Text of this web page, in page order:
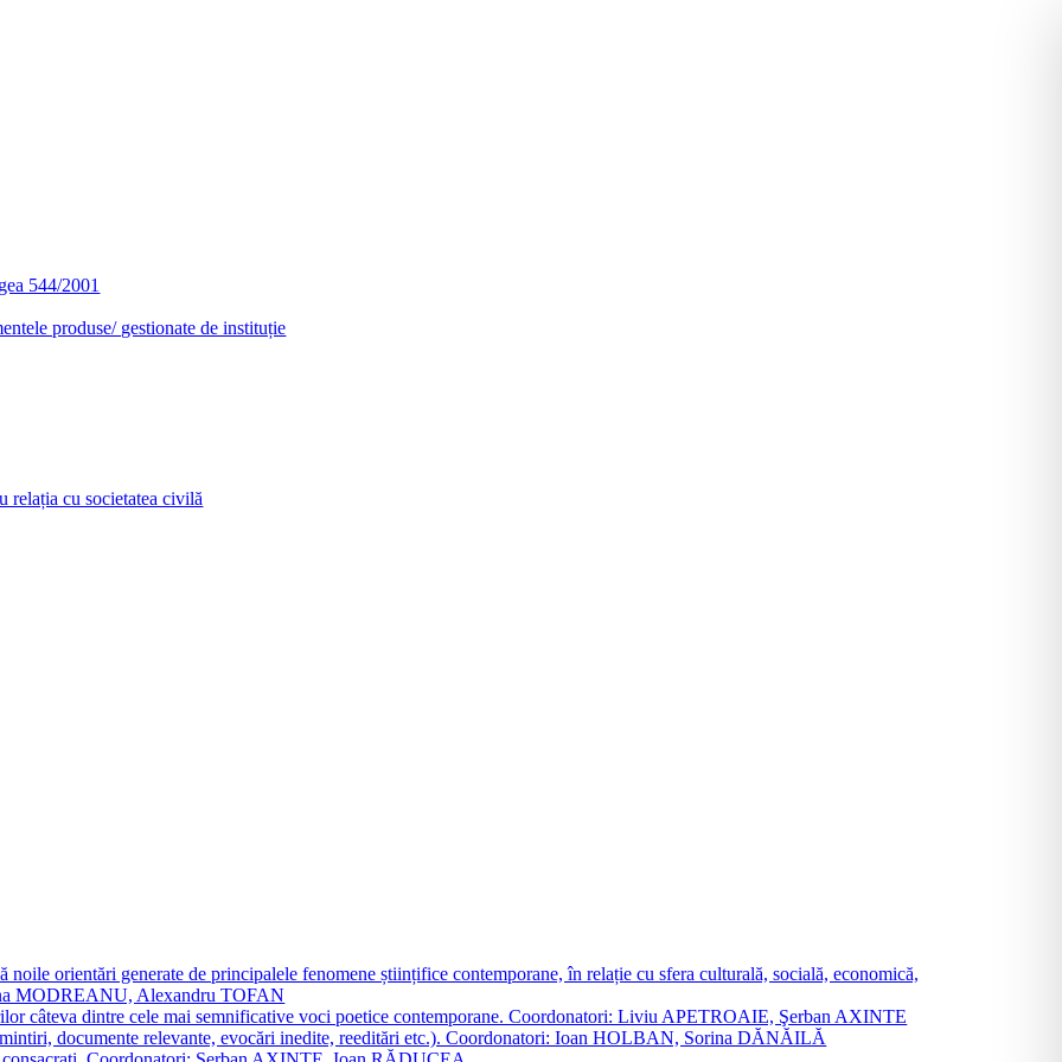
544/2001
produse/ gestionate de instituție
relația cu societatea civilă
noile orientări generate de principalele fenomene științifice contemporane, în relație cu sfera culturală, socială, economică,
MODREANU, Alexandru TOFAN
câteva dintre cele mai semnificative voci poetice contemporane. Coordonatori: Liviu APETROAIE, Şerban AXINTE
documente relevante, evocări inedite, reeditări etc.). Coordonatori: Ioan HOLBAN, Sorina DĂNĂILĂ